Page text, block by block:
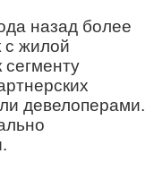
назад более
с жилой
девелоперами.